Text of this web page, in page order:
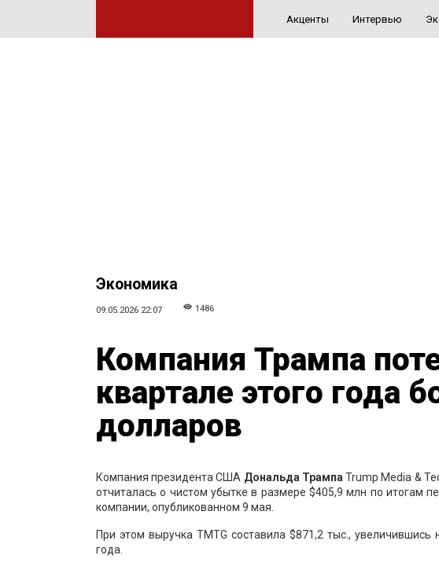
Акценты Интервью
Экономика
09.05.2026 22:07 1486
Компания Трампа
квартале этого года
долларов
Компания президента США Дональда Трампа Trump Media &
отчиталась о чистом убытке в размере $405,9 млн по итогам
компании, опубликованном 9 мая.
При этом выручка TMTG составила $871,2 тыс.,
года.